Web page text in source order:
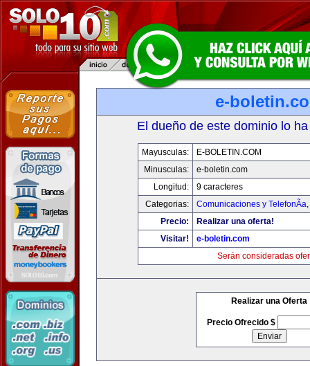
e-
El dueño de este dominio lo
Mayusculas:
E-BOLETIN.COM
Minusculas:
e-boletin.com
Longitud:
9 caracteres
Categorias:
Comunicaciones y TelefonÃ­a,
Precio:
Realizar una oferta!
Visitar!
e-boletin.com
Serán consideradas
Realizar una Oferta
Precio Ofrecido $